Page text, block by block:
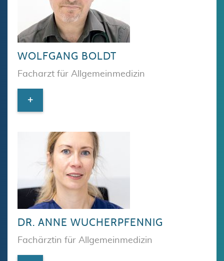
WOLFGANG BOLDT
Facharzt für Allgemeinmedizin
+
DR. ANNE WUCHERPFENNIG
Fachärztin für Allgemeinmedizin